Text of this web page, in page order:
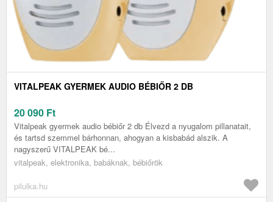
VITALPEAK GYERMEK AUDIO BÉBIŐR 2 DB
20 090 Ft
Vitalpeak gyermek audio bébiőr 2 db Élvezd a nyugalom pillanatait,
és tartsd szemmel bárhonnan, ahogyan a kisbabád alszik. A
nagyszerű VITALPEAK bé...
vitalpeak, elektronika, babáknak, bébiőrök
pilulka.hu